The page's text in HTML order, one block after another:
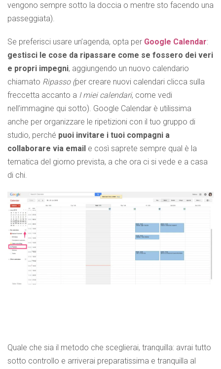
vengono sempre sotto la doccia o mentre sto facendo una
passeggiata).
Se preferisci usare un’agenda, opta per Google Calendar:
gestisci le cose da ripassare come se fossero dei veri
e propri impegni, aggiungendo un nuovo calendario
chiamato Ripasso (per creare nuovi calendari clicca sulla
freccetta accanto a I miei calendari, come vedi
nell’immagine qui sotto). Google Calendar è utilissima
anche per organizzare le ripetizioni con il tuo gruppo di
studio, perché puoi invitare i tuoi compagni a
collaborare via email e così saprete sempre qual è la
tematica del giorno prevista, a che ora ci si vede e a casa
di chi.
Quale che sia il metodo che sceglierai, tranquilla: avrai tutto
sotto controllo e arriverai preparatissima e tranquilla al